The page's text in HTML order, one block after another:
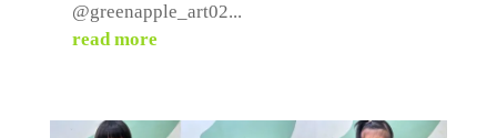
@greenapple_art02...
read more